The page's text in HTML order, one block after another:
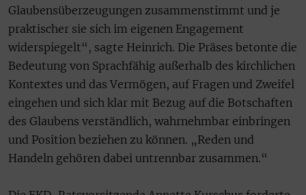
Glaubensüberzeugungen zusammenstimmt und je
praktischer sie sich im eigenen Engagement
widerspiegelt“, sagte Heinrich. Die Präses betonte die
Bedeutung von Sprachfähig außerhalb des kirchlichen
Kontextes und das Vermögen, auf Fragen und Zweifel
eingehen und sich klar mit Bezug auf die Botschaften
des Glaubens verständlich, wahrnehmbar einbringen
und Position beziehen zu können. „Reden und
Handeln gehören dabei untrennbar zusammen.“